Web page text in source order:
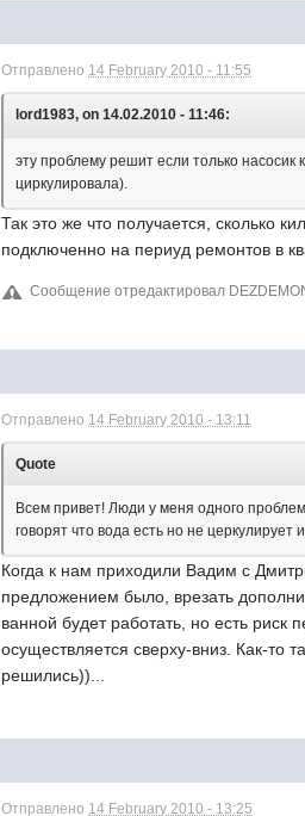
Отправлено 14 February 2010 - 11:55
lord1983, on 14.02.2010 - 11:46:
эту проблему решит если только насосик
циркулировала).
Так это же что получается, сколько
подключенно на периуд ремонтов в
Сообщение отредактировал
Отправлено 14 February 2010 - 13:11
Quote
Всем привет! Люди у меня одного
говорят что вода есть но не
Когда к нам приходили Вадим с
предложением было, врезать
ванной будет работать, но есть
осуществляется сверху-вниз. Как-
решились))...
Отправлено 14 February 2010 - 13:25